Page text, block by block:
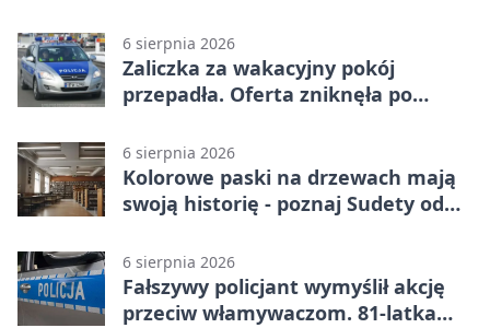
6 sierpnia 2026
Zaliczka za wakacyjny pokój
przepadła. Oferta zniknęła po
6 sierpnia 2026
Kolorowe paski na drzewach mają
swoją historię - poznaj Sudety od
6 sierpnia 2026
Fałszywy policjant wymyślił akcję
przeciw włamywaczom. 81-latka